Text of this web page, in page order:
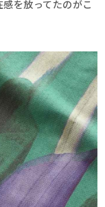
を放ってたのがこ